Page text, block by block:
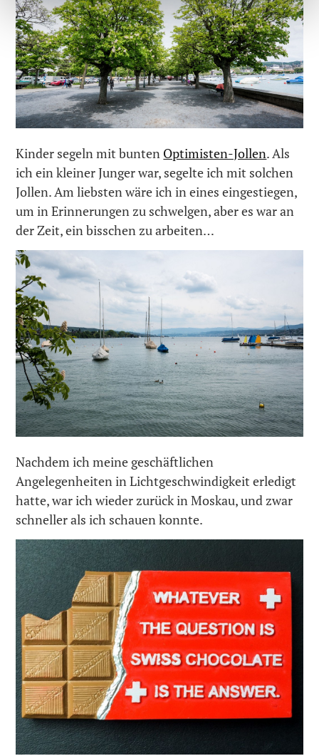
Kinder segeln mit bunten Optimisten-Jollen. Als
ich ein kleiner Junger war, segelte ich mit solchen
Jollen. Am liebsten wäre ich in eines eingestiegen,
um in Erinnerungen zu schwelgen, aber es war an
der Zeit, ein bisschen zu arbeiten…
Nachdem ich meine geschäftlichen
Angelegenheiten in Lichtgeschwindigkeit erledigt
hatte, war ich wieder zurück in Moskau, und zwar
schneller als ich schauen konnte.